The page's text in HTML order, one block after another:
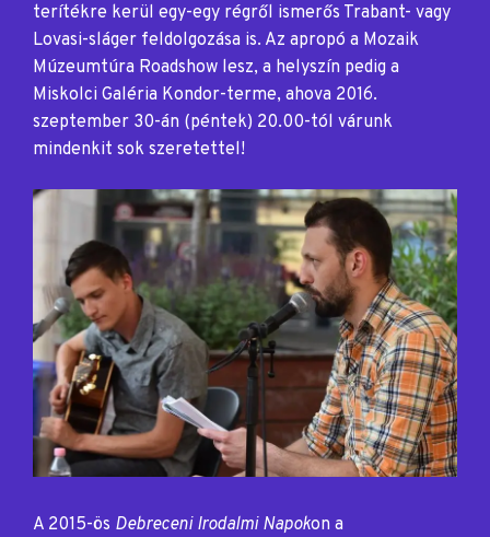
terítékre kerül egy-egy régről ismerős Trabant- vagy
Lovasi-sláger feldolgozása is. Az apropó a Mozaik
Múzeumtúra Roadshow lesz, a helyszín pedig a
Miskolci Galéria Kondor-terme, ahova 2016.
szeptember 30-án (péntek) 20.00-tól várunk
mindenkit sok szeretettel!
A 2015-ös Debreceni Irodalmi Napokon a